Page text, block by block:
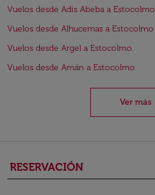
Vuelos desde Adís Abeba a Estocolmo
Vuelos desde Alhucemas a Estocolmo
Vuelos desde Argel a Estocolmo
Vuelos desde Amán a Estocolmo
Ver más
RESERVACIÓN